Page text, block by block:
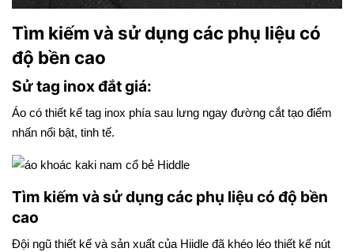
Tìm kiếm và sử dụng các phụ liệu có
độ bền cao
Sử tag inox đắt giá:
Áo có thiết kế tag inox phía sau lưng ngay đường cắt tạo điểm
nhấn nổi bật, tinh tế.
Tìm kiếm và sử dụng các phụ liệu có độ bền
cao
Đội ngũ thiết kế và sản xuất của Hiidle đã khéo léo thiết kế nút